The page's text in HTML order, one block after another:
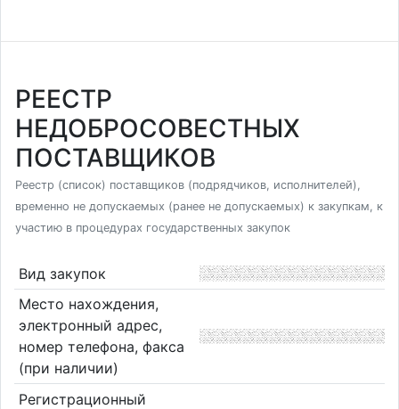
РЕЕСТР
НЕДОБРОСОВЕСТНЫХ
ПОСТАВЩИКОВ
Реестр (список) поставщиков (подрядчиков, исполнителей),
временно не допускаемых (ранее не допускаемых) к закупкам, к
участию в процедурах государственных закупок
Вид закупок
Место нахождения,
электронный адрес,
номер телефона, факса
(при наличии)
Регистрационный